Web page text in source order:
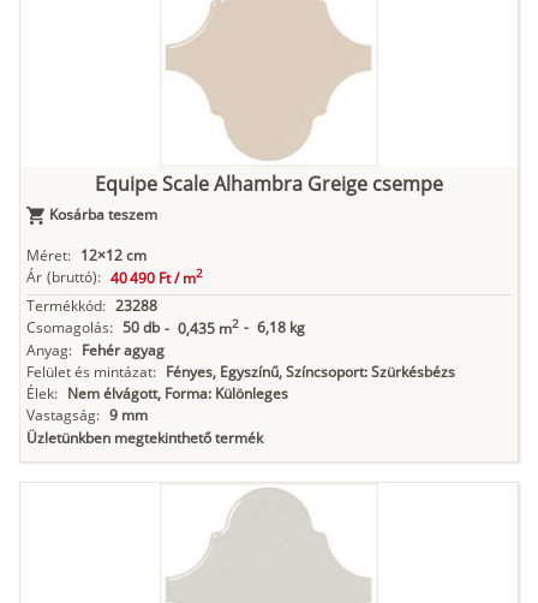
Equipe Scale Alhambra Greige csempe
Kosárba teszem
Méret: 12×12 cm
Ár (bruttó): 40 490 Ft /m2
Termékkód: 23288
Csomagolás: 50 db - 0,435 m2 - 6,18 kg
Anyag: Fehér agyag
Felület és mintázat: Fényes, Egyszínű, Színcsoport: Szürkésbézs
Élek: Nem élvágott, Forma: Különleges
Vastagság: 9 mm
Üzletünkben megtekinthető termék